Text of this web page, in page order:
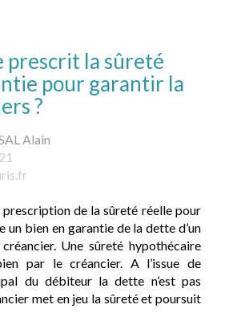
prescrit la sûreté
pour garantir la
?
Alain
prescription de la sûreté réelle pour
un bien en garantie de la dette d’un
Une sûreté hypothécaire
par le créancier. A l’issue de
du débiteur la dette n’est pas
met en jeu la sûreté et poursuit